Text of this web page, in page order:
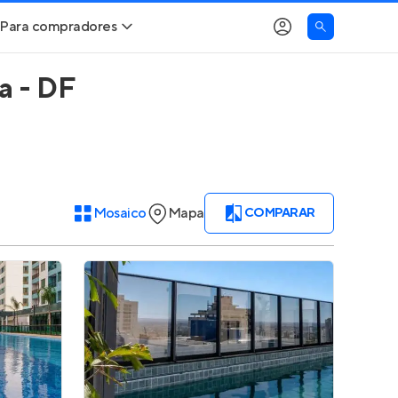
Entrar no Apto
Para compradores
Buscar um imóvel novo
Correção do INCC
Simulador de Financiamento
Encontre um corretor
Entrar no Apto
- DF
Mosaico Mapa COMPARAR